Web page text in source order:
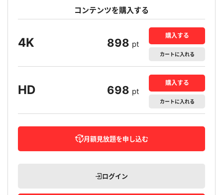
コンテンツを購入する
4K 898 pt
購入する
カートに入れる
HD 698 pt
購入する
カートに入れる
月額見放題を申し込む
ログイン